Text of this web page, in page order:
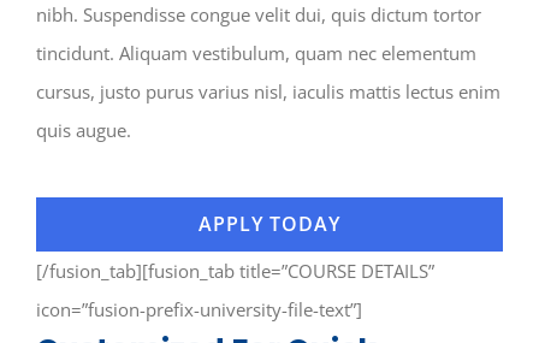
nibh. Suspendisse congue velit dui, quis dictum tortor
tincidunt. Aliquam vestibulum, quam nec elementum
cursus, justo purus varius nisl, iaculis mattis lectus enim
quis augue.
APPLY TODAY
[/fusion_tab][fusion_tab title=”COURSE DETAILS”
icon=”fusion-prefix-university-file-text”]